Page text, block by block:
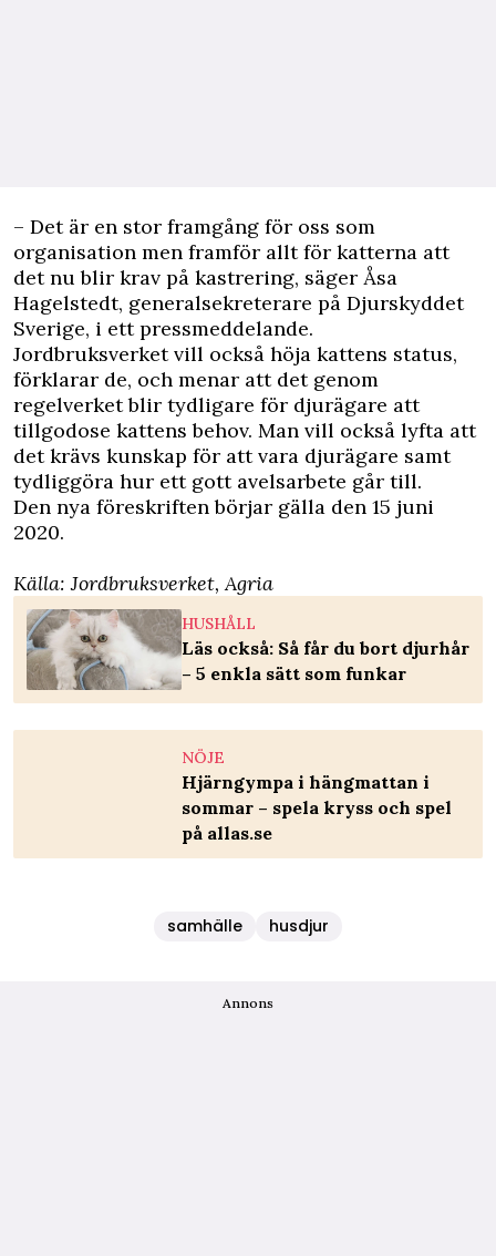
– Det är en stor framgång för oss som
organisation men framför allt för katterna att
det nu blir krav på kastrering, säger Åsa
Hagelstedt, generalsekreterare på Djurskyddet
Sverige, i ett pressmeddelande.
Jordbruksverket vill också höja kattens status,
förklarar de, och menar att det genom
regelverket blir tydligare för djurägare att
tillgodose kattens behov. Man vill också lyfta att
det krävs kunskap för att vara djurägare samt
tydliggöra hur ett gott avelsarbete går till.
Den nya föreskriften börjar gälla den 15 juni
2020.
Källa:Jordbruksverket,Agria
HUSHÅLL
Läs också: Så får du bort djurhår
– 5 enkla sätt som funkar
NÖJE
Hjärngympa i hängmattan i
sommar – spela kryss och spel
på allas.se
samhälle husdjur
Annons